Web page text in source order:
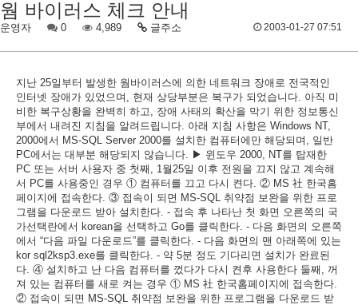
웜 바이러스 체크 안내
운영자 0 4,989 글주소 2003-01-27 07:51
지난 25일부터 발생한 웜바이러스에 의한 네트워크 장애로 전국적인
인터넷 장애가 있었으며, 현재 상당부분은 복구가 되었습니다. 아직 미
비한 복구상황을 완벽히 하고, 장애 사태의 확산을 막기 위한 정보통신
부에서 내려진 지침을 알려드립니다. 아래 지침 사항은 Windows NT,
2000에서 MS-SQL Server 2000를 설치한 컴퓨터에만 해당되며, 일반
PC에서는 대부분 해당되지 않습니다. ▶ 윈도우 2000, NT를 탑재한
PC 또는 서버 사용자 중 첫째, 1월25일 이후 전원을 끄지 않고 계속해
서 PC를 사용중인 경우 ① 컴퓨터를 끄고 다시 켠다. ② MS 社 한국홈
페이지에 접속한다. ③ 접속이 되면 MS-SQL 취약점 보완을 위한 프로
그램을 다운로드 받아 설치한다. - 접속 후 나타난 첫 화면 오른쪽의 국
가선택란에서 korean을 선택하고 Go를 클릭한다. - 다음 화면의 오른쪽
에서 “다음 파일 다운로드”를 클릭한다. - 다음 화면의 맨 아래쪽에 있는
kor sql2ksp3.exe를 클릭한다. - 약 5분 정도 기다리면 설치가 완료된
다. ④ 설치하고 난 다음 컴퓨터를 껐다가 다시 켠후 사용한다 둘째, 꺼
져 있는 컴퓨터를 새로 켜는 경우 ① MS 社 한국홈페이지에 접속한다.
② 접속이 되면 MS-SQL 취약점 보완을 위한 프로그램을 다운로드 받